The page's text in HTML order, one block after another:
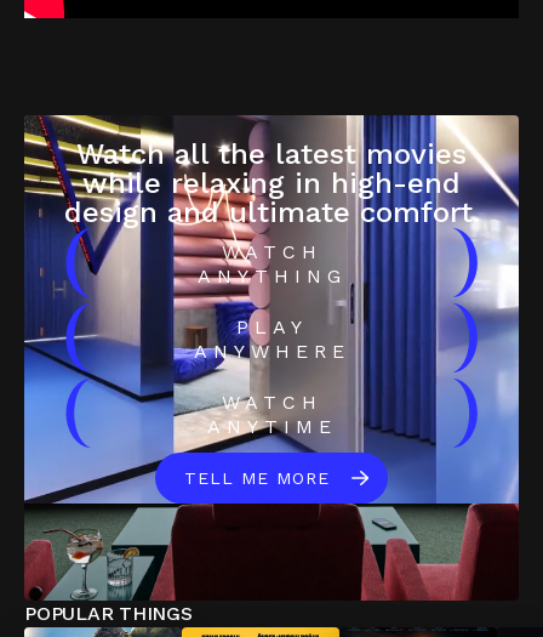
Watch all the latest movies
while relaxing in high-end
design and ultimate comfort.
(
WATCH
ANYTHING
)
(
PLAY
ANYWHERE
)
(
WATCH
ANYTIME
)
TELL ME MORE
POPULAR THINGS